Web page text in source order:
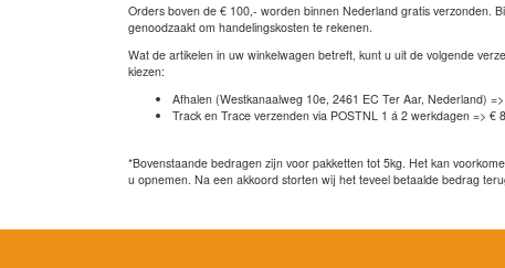
Orders boven de € 100,- worden binnen Nederland gratis verzonden.
genoodzaakt om handelingskosten te rekenen.
Wat de artikelen in uw winkelwagen betreft, kunt u uit de volgende
kiezen:
Afhalen (Westkanaalweg 10e, 2461 EC Ter Aar, Nederland)
Track en Trace verzenden via POSTNL 1 á 2 werkdagen => €
*Bovenstaande bedragen zijn voor pakketten tot 5kg. Het kan
u opnemen. Na een akkoord storten wij het teveel betaalde bedrag